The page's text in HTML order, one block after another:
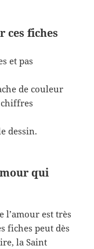
ces fiches
et pas
de couleur
dessin.
qui
est très
fiches peut dès
la Saint